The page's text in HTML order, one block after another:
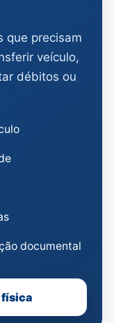
que precisam
veículo,
débitos ou
documental
física